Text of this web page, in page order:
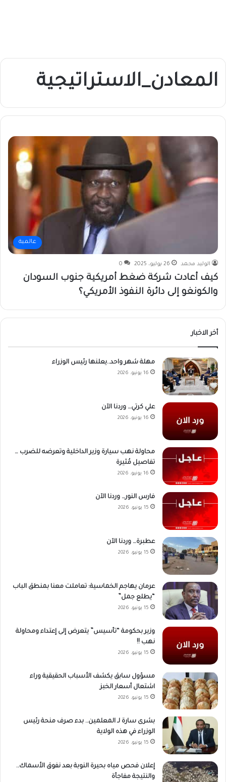
المعادن_الاستراتيجية
عالمية
الوليد محمد 26 يوليو، 2025 0
كيف أعادت شركة ضغط أمريكية جنوب السودان
والكونغو إلى دائرة النفوذ الأمريكي؟
أخر الاخبار
مهلة شهر واحد..يعلنها رئيس الوزراء
16 يونيو، 2026
علي كرتي… وردنا الآن
16 يونيو، 2026
محاولة نهب سيارة وزير الداخلية وتعرضه للضرب …
تفاصيل مُثيرة
16 يونيو، 2026
فارس النور… وردنا الآن
15 يونيو، 2026
عطبرة… وردنا الآن
15 يونيو، 2026
عرمان يهاجم الخماسية: تعاملت معنا بمنطق الباب
“يطلع جمل”
15 يونيو، 2026
وزير بحكومة “تأسيس” يتعرض إلى إعتداء ومحاولة
نهب !!
15 يونيو، 2026
مسؤول سابق يكشف الأسباب الحقيقية وراء
اشتعال أسعار الخبز
15 يونيو، 2026
بشرى سارة لـ المعلمين.. بدء صرف منحة رئيس
الوزراء في هذه الولاية
15 يونيو، 2026
إعلان فحص مياه بحيرة النوبة بعد نفوق الأسماك..
والنتيجة مفاجأة